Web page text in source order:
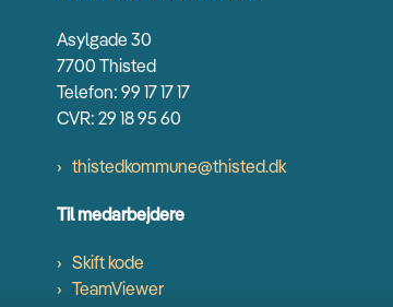
Asylgade 30
7700 Thisted
Telefon: 99 17 17 17
CVR: 29 18 95 60
thistedkommune@thisted.dk
Til medarbejdere
Skift kode
TeamViewer